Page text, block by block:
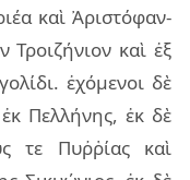
καὶ Ἀρι­στό­φαν­
καὶ ἐξ
ἐχό­με­νοι δὲ
Πελ­λή­νης, ἐκ δὲ
τε Πυῤ­ῥί­ας καὶ